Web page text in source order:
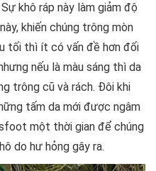
khô ráp này làm giảm độ
khiến chúng trông mòn
tối thì ít có vấn đề hơn đối
nếu là màu sáng thì da
trông cũ và rách. Đôi khi
tấm da mới được ngâm
một thời gian để chúng
do hư hỏng gây ra.